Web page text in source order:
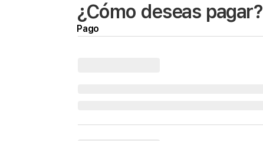
¿Cómo deseas pagar?
Pago